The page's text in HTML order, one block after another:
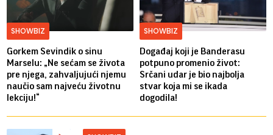
SHOWBIZ
Gorkem Sevindik o sinu
Marselu: „Ne sećam se života
pre njega, zahvaljujući njemu
naučio sam najveću životnu
lekciju!“
SHOWBIZ
Događaj koji je Banderasu
potpuno promenio život:
Srčani udar je bio najbolja
stvar koja mi se ikada
dogodila!